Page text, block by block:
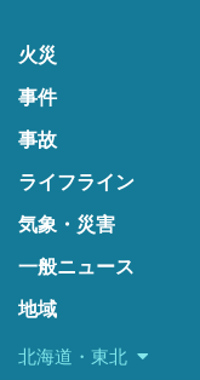
火災
事件
事故
ライフライン
気象・災害
一般ニュース
地域
北海道・東北